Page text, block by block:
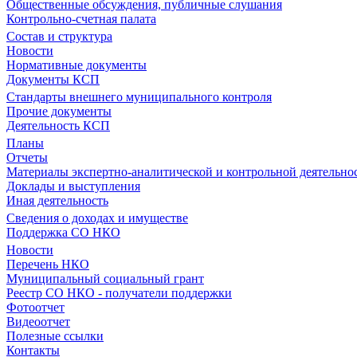
Общественные обсуждения, публичные слушания
Контрольно-счетная палата
Состав и структура
Новости
Нормативные документы
Документы КСП
Стандарты внешнего муниципального контроля
Прочие документы
Деятельность КСП
Планы
Отчеты
Материалы экспертно-аналитической и контрольной
Доклады и выступления
Иная деятельность
Сведения о доходах и имуществе
Поддержка СО НКО
Новости
Перечень НКО
Муниципальный социальный грант
Реестр СО НКО - получатели поддержки
Фотоотчет
Видеоотчет
Полезные ссылки
Контакты